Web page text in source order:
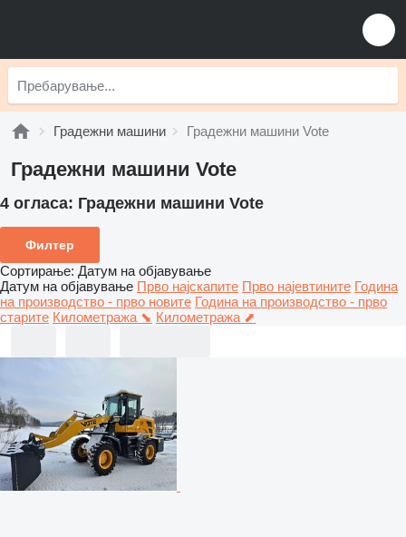
Градежни машини Градежни машини Vote
Градежни машини Vote
4 огласа: Градежни машини Vote
Филтер
Сортирање: Датум на објавување
Датум на објавување Прво најскапите Прво најевтините Година
на производство - прво новите Година на производство - прво
старите Километража ⬊ Километража ⬈